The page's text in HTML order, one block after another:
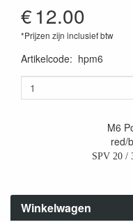
Winkelwagen
€12.00
*Prijzen zijn inclusief btw
Artikelcode: hpm6
M6
red/
SPV 20 /